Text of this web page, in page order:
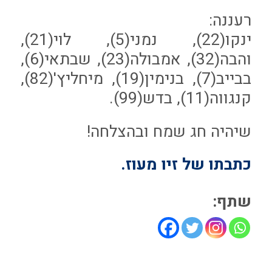
רעננה:
ינקו(22), נמני(5), לוי(21),
והבה(32), אמבולה(23), שבתאי(6),
בבייב(7), בנימין(19), מיחליץ'(82),
קנגווה(11), בדש(99).
שיהיה חג שמח ובהצלחה!
כתבתו של זיו מעוז.
שתף: